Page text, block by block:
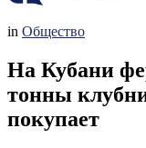
in Общество
На Кубани
тонны
покупает